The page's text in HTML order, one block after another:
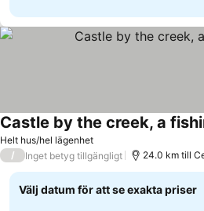
Helt hus/hel lägenhet
Castle by the creek, a
/ Inget betyg tillgängligt 24.0 km till
Välj datum för att se exakta priser